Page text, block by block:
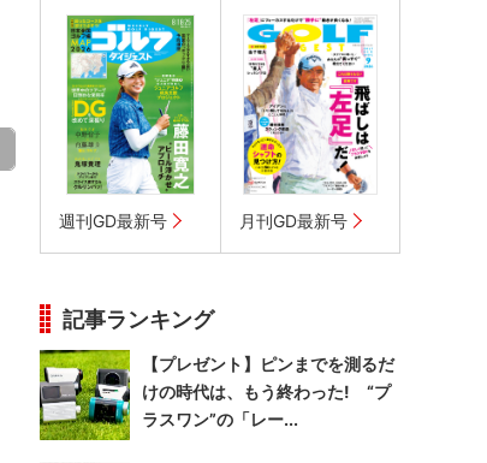
週刊GD最新号 月刊GD最新号
記事ランキング
【プレゼント】ピンまでを測るだ
けの時代は、もう終わった! “プ
ラスワン”の「レー...